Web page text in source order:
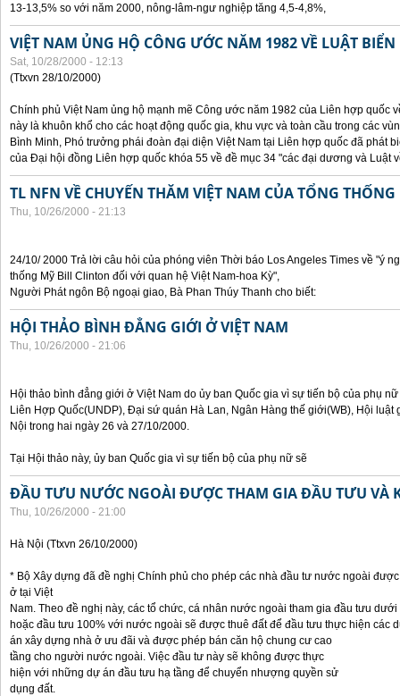
13-13,5% so với năm 2000, nông-lâm-ngư nghiệp tăng 4,5-4,8%,
VIỆT NAM ỦNG HỘ CÔNG ƯỚC NĂM 1982 VỀ LUẬT BIỂN
Sat, 10/28/2000 - 12:13
(Ttxvn 28/10/2000)
Chính phủ Việt Nam ủng hộ mạnh mẽ Công ước năm 1982 của Liên hợp quốc
này là khuôn khổ cho các hoạt động quốc gia, khu vực và toàn cầu trong các
Bình Minh, Phó trưởng phái đoàn đại diện Việt Nam tại Liên hợp quốc đã phát
của Đại hội đồng Liên hợp quốc khóa 55 về đề mục 34 "các đại dương và Luật
TL NFN VỀ CHUYẾN THĂM VIỆT NAM CỦA TỔNG
Thu, 10/26/2000 - 21:13
24/10/ 2000 Trả lời câu hỏi của phóng viên Thời báo Los Angeles Times về "ý
thống Mỹ Bill Clinton đối với quan hệ Việt Nam-hoa Kỳ",
Người Phát ngôn Bộ ngoại giao, Bà Phan Thúy Thanh cho biết:
HỘI THẢO BÌNH ĐẲNG GIỚI Ở VIỆT NAM
Thu, 10/26/2000 - 21:06
Hội thảo bình đẳng giới ở Việt Nam do ủy ban Quốc gia vì sự tiến bộ của phụ
Liên Hợp Quốc(UNDP), Đại sứ quán Hà Lan, Ngân Hàng thế giới(WB), Hội luật
Nội trong hai ngày 26 và 27/10/2000.
Tại Hội thảo này, ủy ban Quốc gia vì sự tiến bộ của phụ nữ sẽ
ĐẦU TƯU NƯỚC NGOÀI ĐƯỢC THAM GIA ĐẦU TƯU VÀ
Thu, 10/26/2000 - 21:00
Hà Nội (Ttxvn 26/10/2000)
* Bộ Xây dựng đã đề nghị Chính phủ cho phép các nhà đầu tư nước ngoài
ở tại Việt
Nam. Theo đề nghị này, các tổ chức, cá nhân nước ngoài tham gia đầu tưu
hoặc đầu tưu 100% với nước ngoài sẽ được thuê đất để đầu tưu thực hiện các
án xây dựng nhà ở ưu đãi và được phép bán căn hộ chung cư cao
tầng cho người nước ngoài. Việc đầu tư này sẽ không được thực
hiện với những dự án đầu tưu hạ tầng để chuyển nhượng quyền sử
dụng đất.